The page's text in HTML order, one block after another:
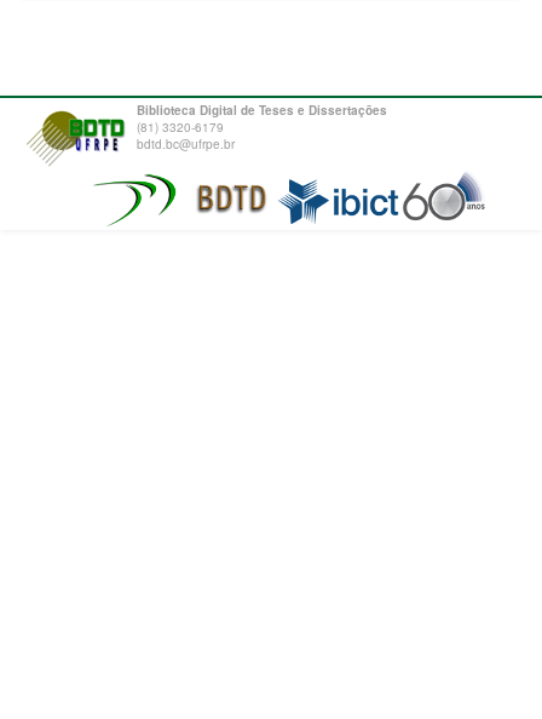
Biblioteca Digital de Teses e Dissertações
(81) 3320-6179
bdtd.bc@ufrpe.br